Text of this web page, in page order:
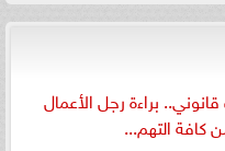
براءة رجل الأعمال
كافة التهم...